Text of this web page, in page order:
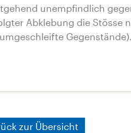
unempfindlich
Abklebung die Stösse
Gegenstände).
zur Übersicht